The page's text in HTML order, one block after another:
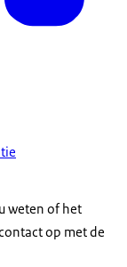
weten of het
op met de